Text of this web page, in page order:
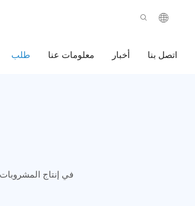
طلب معلومات عنا أخبار اتصل بنا